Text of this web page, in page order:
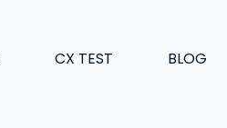
CX TEST BLOG